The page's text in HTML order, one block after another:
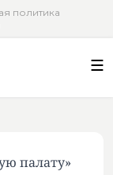
политика
палату»